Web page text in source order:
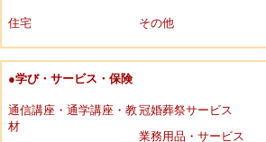
住宅 その他
●学び・サービス・保険
通信講座・通学講座・教
材
冠婚葬祭サービス
業務用品・サービス